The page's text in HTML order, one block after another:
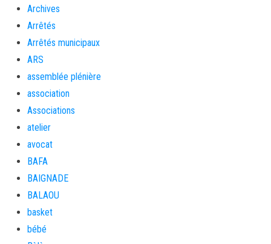
Archives
Arrêtés
Arrêtés municipaux
ARS
assemblée plénière
association
Associations
atelier
avocat
BAFA
BAIGNADE
BALAOU
basket
bébé